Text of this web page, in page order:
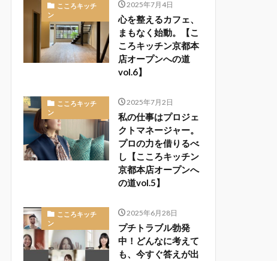
こころキッチ
ン
2025年7月4日
心を整えるカフェ、
まもなく始動。【こ
ころキッチン京都本
店オープンへの道
vol.6】
こころキッチ
ン
2025年7月2日
私の仕事はプロジェ
クトマネージャー。
プロの力を借りるべ
し【こころキッチン
京都本店オープンへ
の道vol.5】
こころキッチ
ン
2025年6月28日
プチトラブル勃発
中！どんなに考えて
も、今すぐ答えが出